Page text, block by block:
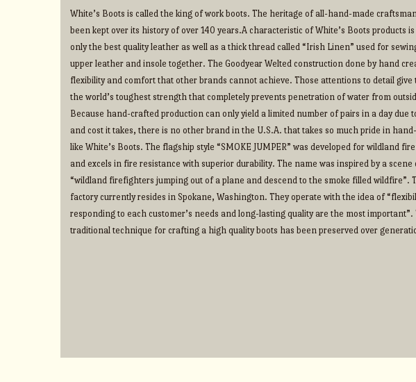
White’s Boots is called the king of work boots. The heritage of all-hand-made
been kept over its history of over 140 years.A characteristic of White’s Boots products
only the best quality leather as well as a thick thread called “Irish Linen” used for
upper leather and insole together. The Goodyear Welted construction done by hand
flexibility and comfort that other brands cannot achieve. Those attentions to detail give
the world’s toughest strength that completely prevents penetration of water from
Because hand-crafted production can only yield a limited number of pairs in a day due
and cost it takes, there is no other brand in the U.S.A. that takes so much pride in
like White’s Boots. The flagship style “SMOKE JUMPER” was developed for wildland
and excels in fire resistance with superior durability. The name was inspired by a scene
“wildland firefighters jumping out of a plane and descend to the smoke filled wildfire”.
factory currently resides in Spokane, Washington. They operate with the idea of
responding to each customer’s needs and long-lasting quality are the most important”.
traditional technique for crafting a high quality boots has been preserved over